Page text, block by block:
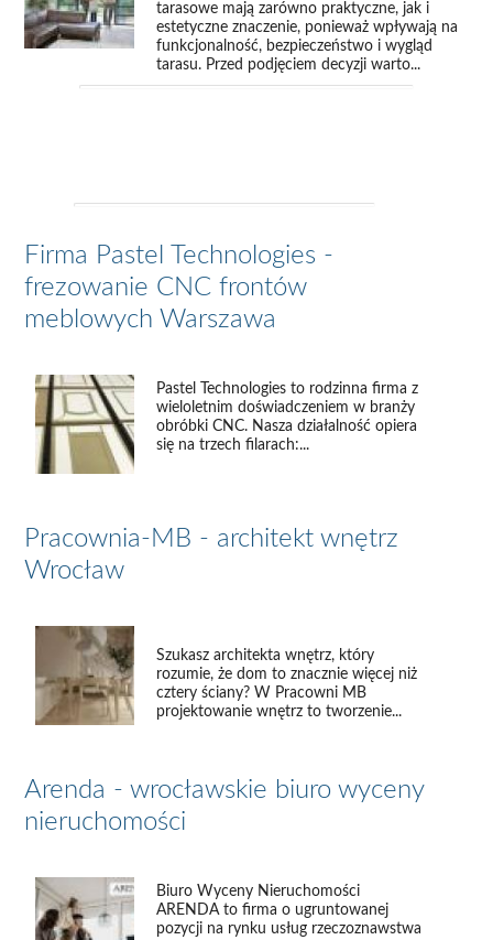
tarasowe mają zarówno praktyczne, jak i
estetyczne znaczenie, ponieważ wpływają na
funkcjonalność, bezpieczeństwo i wygląd
tarasu. Przed podjęciem decyzji warto...
Firma Pastel Technologies -
frezowanie CNC frontów
meblowych Warszawa
Pastel Technologies to rodzinna firma z
wieloletnim doświadczeniem w branży
obróbki CNC. Nasza działalność opiera
się na trzech filarach:...
Pracownia-MB - architekt wnętrz
Wrocław
Szukasz architekta wnętrz, który
rozumie, że dom to znacznie więcej niż
cztery ściany? W Pracowni MB
projektowanie wnętrz to tworzenie...
Arenda - wrocławskie biuro wyceny
nieruchomości
Biuro Wyceny Nieruchomości
ARENDA to firma o ugruntowanej
pozycji na rynku usług rzeczoznawstwa